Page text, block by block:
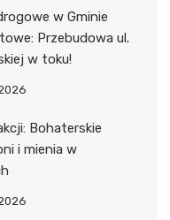
w Gminie
Przebudowa ul.
w toku!
Bohaterskie
i mienia w